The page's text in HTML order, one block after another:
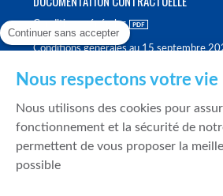
Conditions générales
Conditions générales au 15 septembre
Politique de meilleure sélection
Politique de durabilité
Fonds de garantie des dépôts et de
Continuer sans accepter
Nous respectons votre
Nous utilisons des cookies pour
fonctionnement et la sécurité de
permettent de vous proposer la
possible